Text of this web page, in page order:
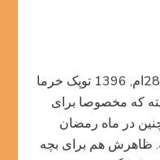
تاریخ آخرین به روز رسانی: خرداد 28ام, 1396 توپک خرما
که مخصوصا برای
در ماه رمضان
ظاهرش هم برای بچه